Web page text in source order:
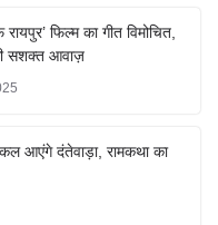
फिल्म का गीत विमोचित,
सशक्त आवाज़
कल आएंगे दंतेवाड़ा, रामकथा का